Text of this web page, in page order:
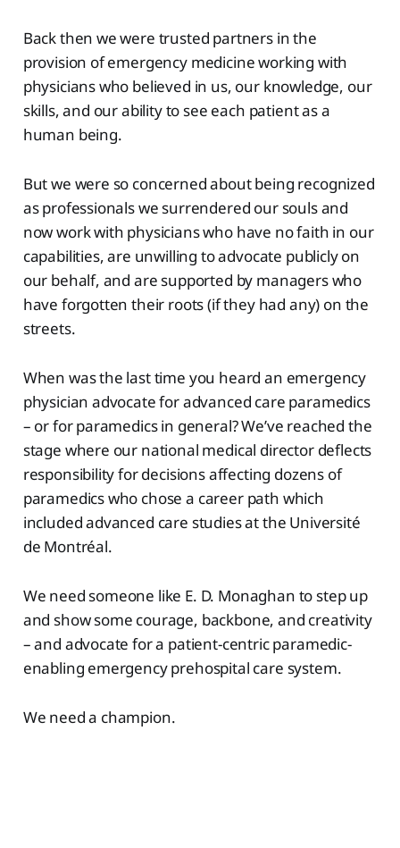
Back then we were trusted partners in the
provision of emergency medicine working with
physicians who believed in us, our knowledge, our
skills, and our ability to see each patient as a
human being.
But we were so concerned about being recognized
as professionals we surrendered our souls and
now work with physicians who have no faith in our
capabilities, are unwilling to advocate publicly on
our behalf, and are supported by managers who
have forgotten their roots (if they had any) on the
streets.
When was the last time you heard an emergency
physician advocate for advanced care paramedics
– or for paramedics in general? We’ve reached the
stage where our national medical director deflects
responsibility for decisions affecting dozens of
paramedics who chose a career path which
included advanced care studies at the Université
de Montréal.
We need someone like E. D. Monaghan to step up
and show some courage, backbone, and creativity
– and advocate for a patient-centric paramedic-
enabling emergency prehospital care system.
We need a champion.